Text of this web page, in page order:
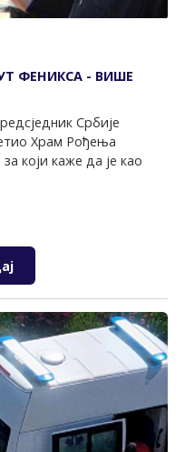
ФЕНИКСА - ВИШЕ
Србије
Храм Рођења
који каже да је као